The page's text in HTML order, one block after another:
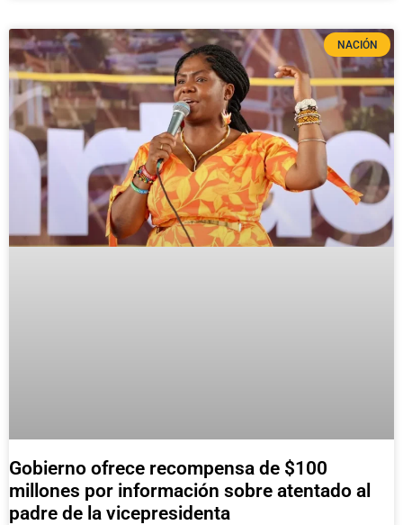
NACIÓN
Gobierno ofrece recompensa de $100
millones por información sobre atentado al
padre de la vicepresidenta